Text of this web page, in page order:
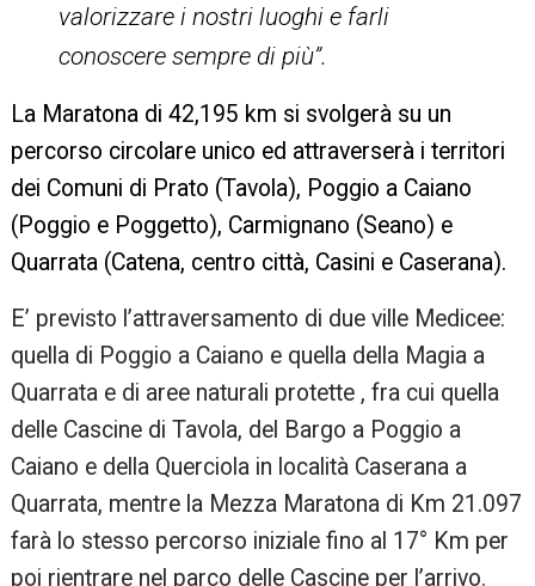
valorizzare i nostri luoghi e farli
conoscere sempre di più”.
La Maratona di 42,195 km si svolgerà su un
percorso circolare unico ed attraverserà i territori
dei Comuni di Prato (Tavola), Poggio a Caiano
(Poggio e Poggetto), Carmignano (Seano) e
Quarrata (Catena, centro città, Casini e Caserana).
E’ previsto l’attraversamento di due ville Medicee:
quella di Poggio a Caiano e quella della Magia a
Quarrata e di aree naturali protette , fra cui quella
delle Cascine di Tavola, del Bargo a Poggio a
Caiano e della Querciola in località Caserana a
Quarrata, mentre la Mezza Maratona di Km 21.097
farà lo stesso percorso iniziale fino al 17° Km per
poi rientrare nel parco delle Cascine per l’arrivo.